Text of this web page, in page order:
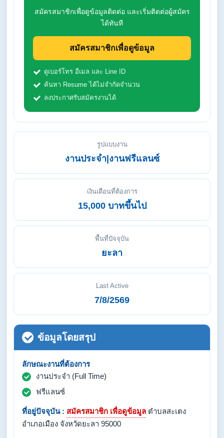
สมัครสมาชิกเพื่อดูข้อมูลติดต่อ และเริ่มติดต่อผู้สมัคร
ได้ทันที
สมัครสมาชิกเพื่อดูข้อมูล
ดูเบอร์โทร อีเมล และ Line ID
ค้นหา Resume ได้ไม่จำกัดจำนวน
ลงประกาศรับสมัครงานได้
รูปแบบงาน
งานประจำ|งานฟรีแลนซ์
เงินเดือนที่ต้องการ
15,000 บาทขึ้นไป
พื้นที่ปัจจุบัน
ยะลา
Last Active
7/8/2569
ข้อมูลโดยสรุป
ลักษณะงานที่ต้องการ
งานประจำ (Full Time)
ฟรีแลนซ์
ที่อยู่ปัจจุบัน : สมัครสมาชิก เพื่อดูข้อมูล ตำบลสะเตง
อำเภอเมือง จังหวัดยะลา 95000